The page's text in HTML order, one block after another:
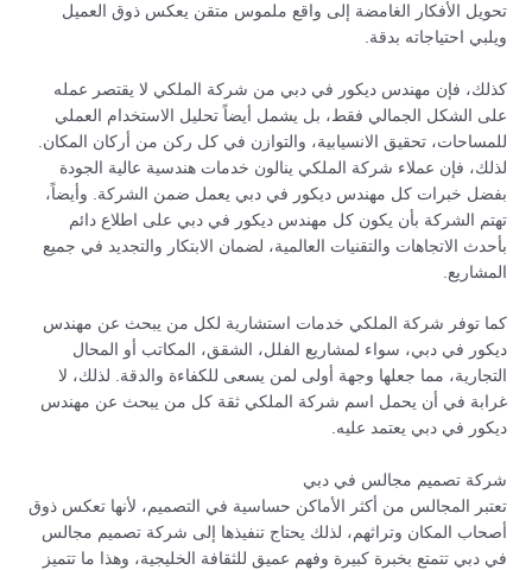
تحويل الأفكار الغامضة إلى واقع ملموس متقن يعكس ذوق العميل
ويلبي احتياجاته بدقة.
كذلك، فإن مهندس ديكور في دبي من شركة الملكي لا يقتصر عمله
على الشكل الجمالي فقط، بل يشمل أيضاً تحليل الاستخدام العملي
للمساحات، تحقيق الانسيابية، والتوازن في كل ركن من أركان المكان.
لذلك، فإن عملاء شركة الملكي ينالون خدمات هندسية عالية الجودة
بفضل خبرات كل مهندس ديكور في دبي يعمل ضمن الشركة. وأيضاً،
تهتم الشركة بأن يكون كل مهندس ديكور في دبي على اطلاع دائم
بأحدث الاتجاهات والتقنيات العالمية، لضمان الابتكار والتجديد في جميع
المشاريع.
كما توفر شركة الملكي خدمات استشارية لكل من يبحث عن مهندس
ديكور في دبي، سواء لمشاريع الفلل، الشقق، المكاتب أو المحال
التجارية، مما جعلها وجهة أولى لمن يسعى للكفاءة والدقة. لذلك، لا
غرابة في أن يحمل اسم شركة الملكي ثقة كل من يبحث عن مهندس
ديكور في دبي يعتمد عليه.
شركة تصميم مجالس في دبي
تعتبر المجالس من أكثر الأماكن حساسية في التصميم، لأنها تعكس ذوق
أصحاب المكان وتراثهم، لذلك يحتاج تنفيذها إلى شركة تصميم مجالس
في دبي تتمتع بخبرة كبيرة وفهم عميق للثقافة الخليجية، وهذا ما تتميز